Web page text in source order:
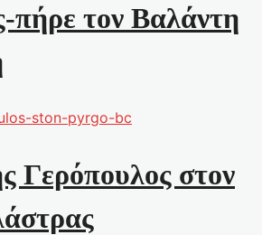
πήρε τον Βαλάντη
Γερόπουλος στον